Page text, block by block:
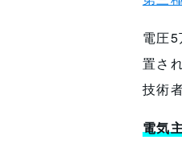
電圧
置さ
技術
電気